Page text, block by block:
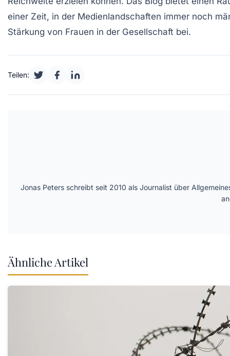
einer Zeit, in der Medienlandschaften immer noch
Stärkung von Frauen in der Gesellschaft bei.
Teilen:
Jonas Peters schreibt seit 2010 als Journalist über
Ähnliche Artikel